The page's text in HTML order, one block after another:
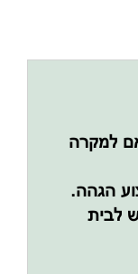
למקרה
הגהה.
לבית